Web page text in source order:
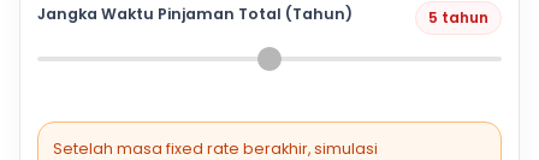
Jangka Waktu Pinjaman Total (Tahun) 5 tahun
Setelah masa fixed rate berakhir, simulasi